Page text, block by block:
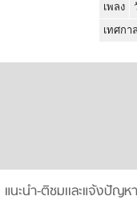
เพลง
เทศกา
แนะนำ-ติชมเเละแจ้งปัญห